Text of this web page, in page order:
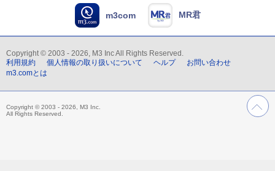
m3com MR君
Copyright © 2003 - 2026, M3 Inc All Rights Reserved.
利用規約
個人情報の取り扱いについて ヘルプ
お問い合わせ
m3.comとは
Copyright © 2003 - 2026, M3 Inc.
All Rights Reserved.